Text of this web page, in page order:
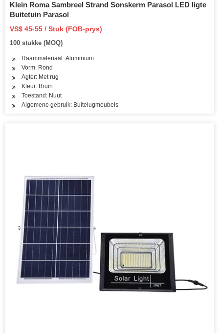
Klein Roma Sambreel Strand Sonskerm Parasol LED ligte
Buitetuin Parasol
VS$ 45-55 / Stuk (FOB-prys)
100 stukke (MOQ)
Raammateriaal: Aluminium
Vorm: Rond
Agter: Met rug
Kleur: Bruin
Toestand: Nuut
Algemene gebruik: Buitelugmeubels